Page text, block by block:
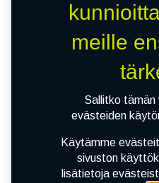
meille
Sallitko tämän
evästeiden
Käytämme
sivuston
lisätietoja